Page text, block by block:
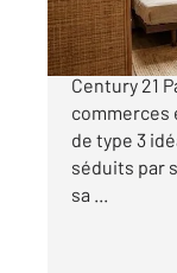
LYON 3
Century 21
commerces
de type 3
séduits par
sa ...